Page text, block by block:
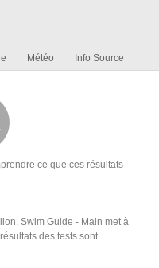
Météo Info Source
ce que ces résultats
Swim Guide - Main met à
des tests sont